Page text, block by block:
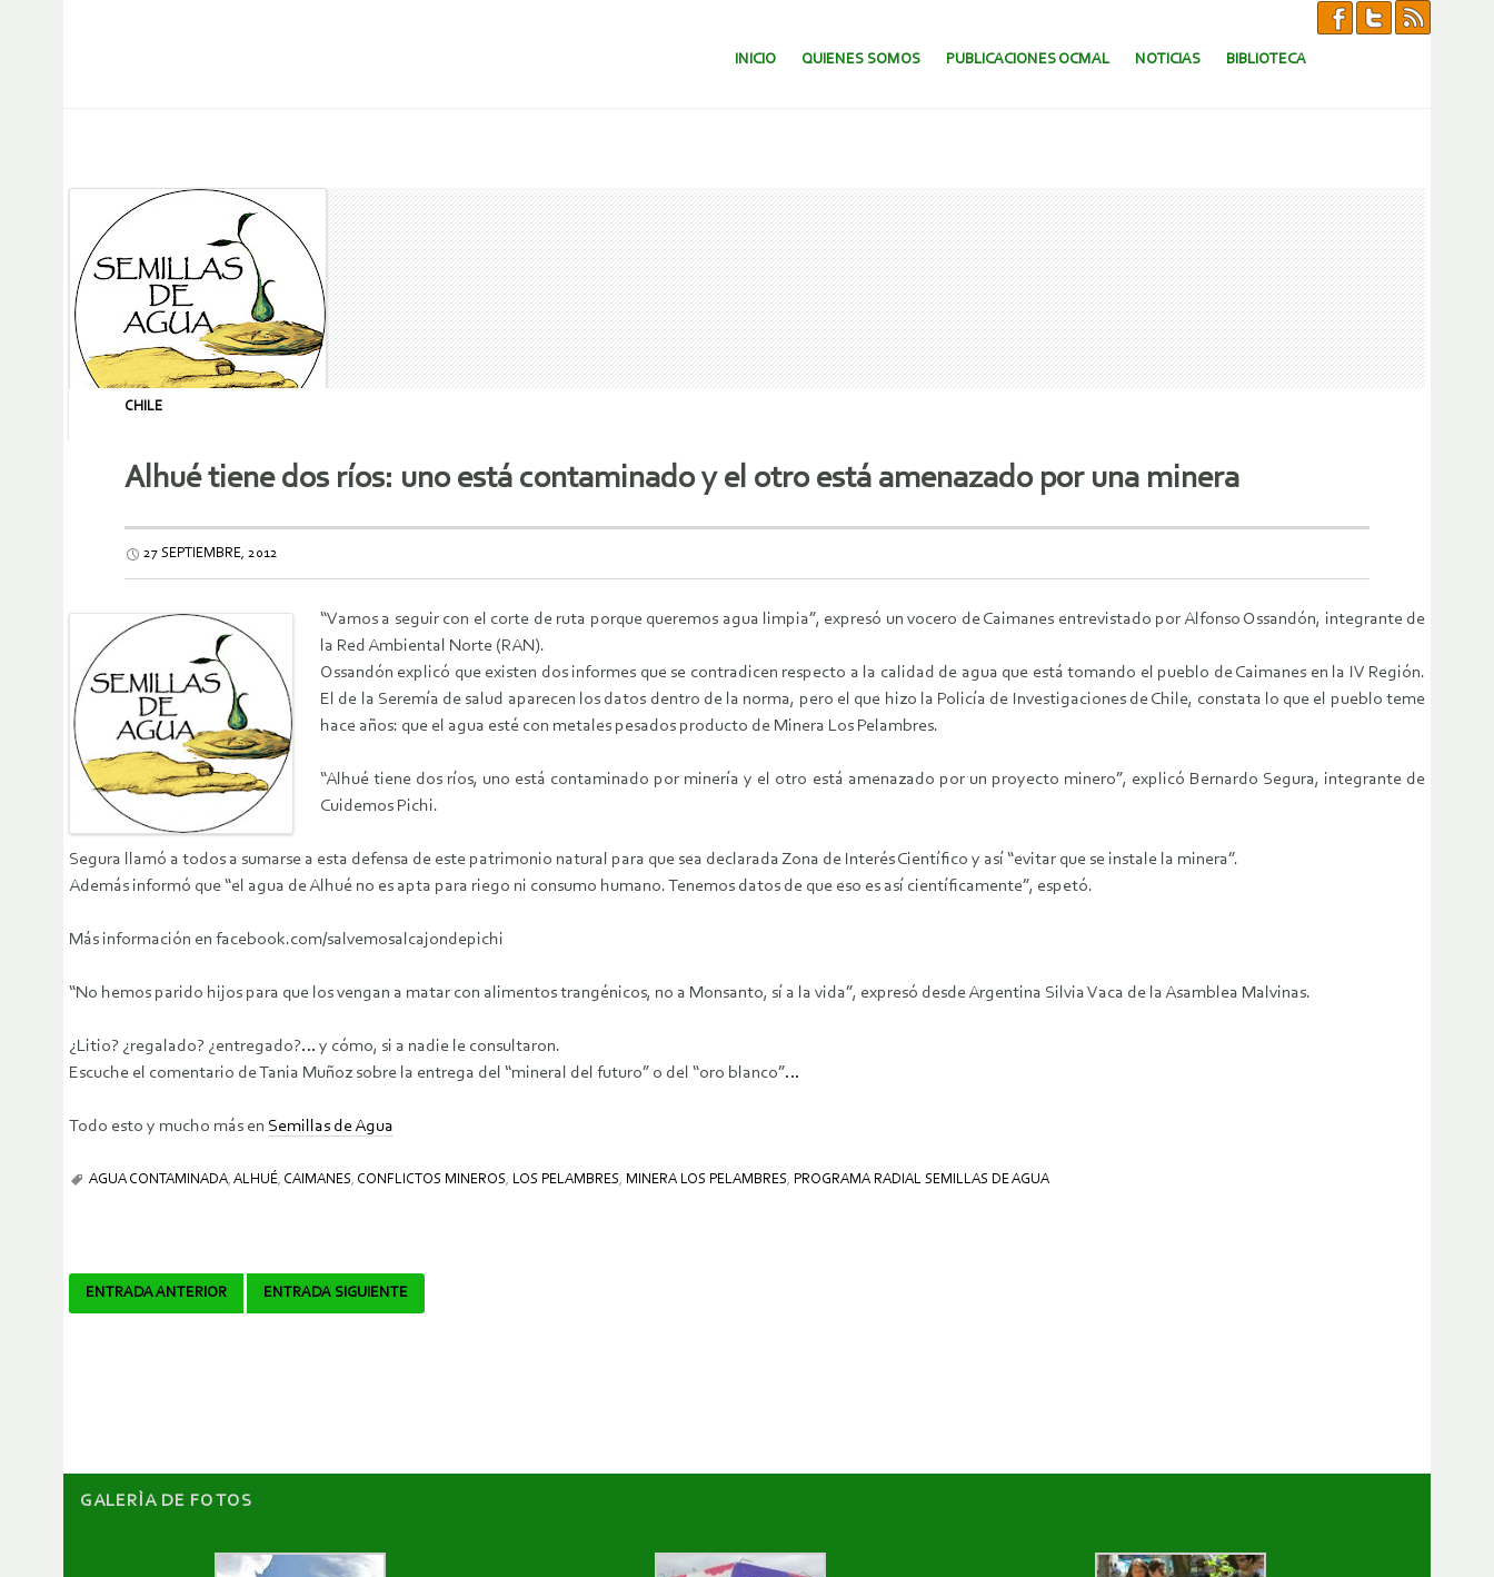
SALTAR AL CONTENIDO.
INICIO QUIENES SOMOS PUBLICACIONES OCMAL NOTICIAS BIBLIOTECA
CHILE
Alhué tiene dos ríos: uno está contaminado y el otro está amenazado por una minera
27 SEPTIEMBRE, 2012
“Vamos a seguir con el corte de ruta porque queremos agua limpia”, expresó un vocero de Caimanes entrevistado por Alfonso Ossandón, integrante de
la Red Ambiental Norte (RAN).
Ossandón explicó que existen dos informes que se contradicen respecto a la calidad de agua que está tomando el pueblo de Caimanes en la IV Región.
El de la Seremía de salud aparecen los datos dentro de la norma, pero el que hizo la Policía de Investigaciones de Chile, constata lo que el pueblo teme
hace años: que el agua esté con metales pesados producto de Minera Los Pelambres.
“Alhué tiene dos ríos, uno está contaminado por minería y el otro está amenazado por un proyecto minero”, explicó Bernardo Segura, integrante de
Cuidemos Pichi.
Segura llamó a todos a sumarse a esta defensa de este patrimonio natural para que sea declarada Zona de Interés Científico y así “evitar que se instale la minera”.
Además informó que “el agua de Alhué no es apta para riego ni consumo humano. Tenemos datos de que eso es así científicamente”, espetó.
Más información en facebook.com/salvemosalcajondepichi
“No hemos parido hijos para que los vengan a matar con alimentos trangénicos, no a Monsanto, sí a la vida”, expresó desde Argentina Silvia Vaca de la Asamblea Malvinas.
¿Litio? ¿regalado? ¿entregado?… y cómo, si a nadie le consultaron.
Escuche el comentario de Tania Muñoz sobre la entrega del “mineral del futuro” o del “oro blanco”…
Todo esto y mucho más en Semillas de Agua
AGUA CONTAMINADA, ALHUÉ, CAIMANES, CONFLICTOS MINEROS, LOS PELAMBRES, MINERA LOS PELAMBRES, PROGRAMA RADIAL SEMILLAS DE AGUA
Navegador
ENTRADA ANTERIOR ENTRADA SIGUIENTE
GALERÌA DE FOTOS